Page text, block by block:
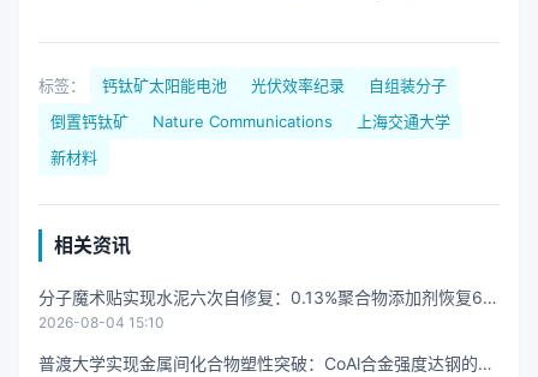
标签： 钙钛矿太阳能电池 光伏效率纪录
自组装分子
倒置钙钛矿
Nature Communications
上海交通大学
新材料
相关资讯
分子魔术贴实现水泥六次自修复：0.13%聚合物添加剂恢复6
2%抗压强度
2026-08-04 15:10
普渡大学实现金属间化合物塑性突破：CoAl合金强度达钢的10